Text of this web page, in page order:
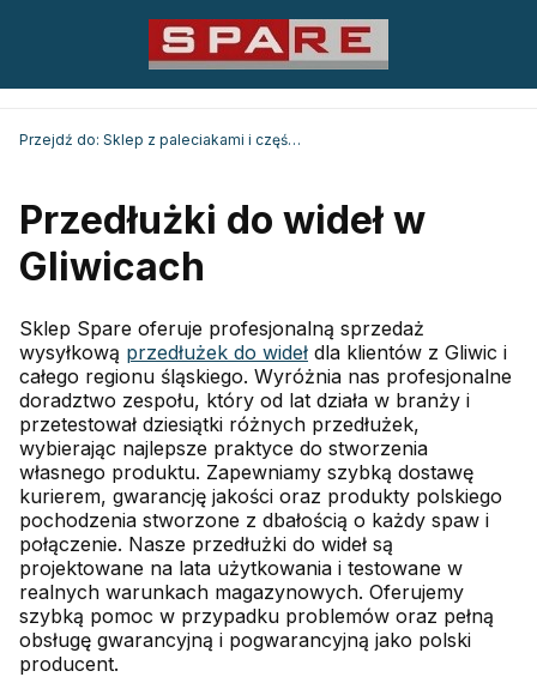
Przejdź do: Sklep z paleciakami i częściami Spare
Przedłużki do wideł w
Gliwicach
Sklep Spare oferuje profesjonalną sprzedaż
wysyłkową przedłużek do wideł dla klientów z Gliwic i
całego regionu śląskiego. Wyróżnia nas profesjonalne
doradztwo zespołu, który od lat działa w branży i
przetestował dziesiątki różnych przedłużek,
wybierając najlepsze praktyce do stworzenia
własnego produktu. Zapewniamy szybką dostawę
kurierem, gwarancję jakości oraz produkty polskiego
pochodzenia stworzone z dbałością o każdy spaw i
połączenie. Nasze przedłużki do wideł są
projektowane na lata użytkowania i testowane w
realnych warunkach magazynowych. Oferujemy
szybką pomoc w przypadku problemów oraz pełną
obsługę gwarancyjną i pogwarancyjną jako polski
producent.